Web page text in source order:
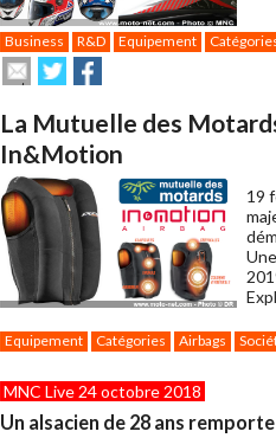
Business R&D Equipement
Envoyer
cet
à
un
ami
Partager
sur
sur
La Mutuelle des
In&Motion
19
Equipement Catégories Airbags
MNC Live 24 octobre 2018
Un alsacien de 28 ans